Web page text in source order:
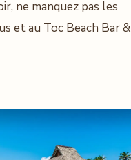
ne manquez pas les
et au Toc Beach Bar &